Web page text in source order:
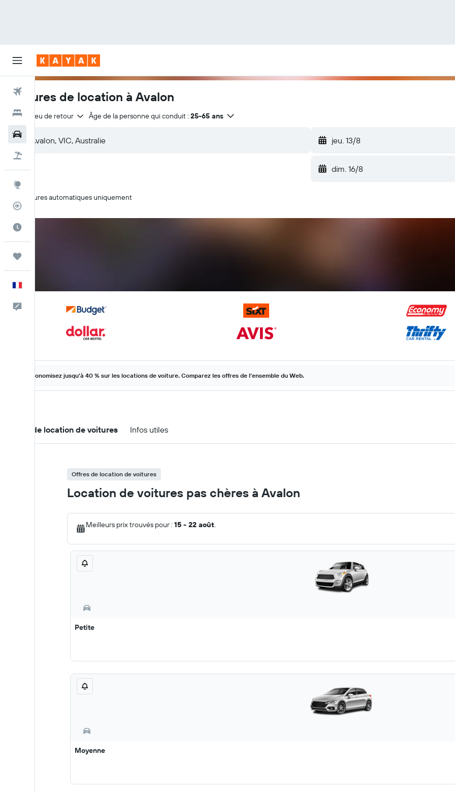
Hôtels
Commentaires
Voitures de location à Avalon
Même lieu de retour Âge de la personne qui conduit : 25-65 ans
jeu. 13/8
dim. 16/8
Voitures automatiques uniquement
Économisez jusqu'à 40 % sur les locations de voiture. Comparez les offres de l'ensemble du Web.
Offres de location de voitures Infos utiles
Offres de location de voitures
Location de voitures pas chères à Avalon
Meilleurs prix trouvés pour : 15 - 22 août.
Petite
Moyenne